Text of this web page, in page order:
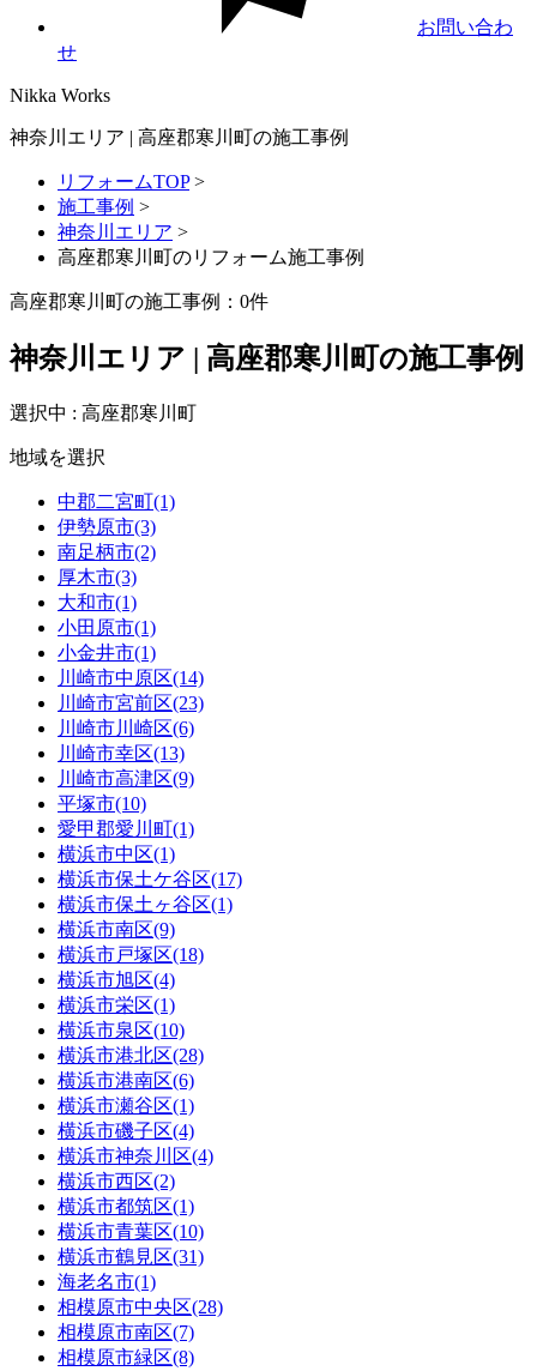
お問い合わ
せ
Nikka Works
神奈川エリア | 高座郡寒川町の施工事例
リフォームTOP>
施工事例 >
神奈川エリア >
高座郡寒川町のリフォーム施工事例
高座郡寒川町の施工事例： 0件
神奈川エリア | 高座郡寒川町の施工事例
選択中 : 高座郡寒川町
地域を選択
中郡二宮町(1)
伊勢原市(3)
南足柄市(2)
厚木市(3)
大和市(1)
小田原市(1)
小金井市(1)
川崎市中原区(14)
川崎市宮前区(23)
川崎市川崎区(6)
川崎市幸区(13)
川崎市高津区(9)
平塚市(10)
愛甲郡愛川町(1)
横浜市中区(1)
横浜市保土ケ谷区(17)
横浜市保土ヶ谷区(1)
横浜市南区(9)
横浜市戸塚区(18)
横浜市旭区(4)
横浜市栄区(1)
横浜市泉区(10)
横浜市港北区(28)
横浜市港南区(6)
横浜市瀬谷区(1)
横浜市磯子区(4)
横浜市神奈川区(4)
横浜市西区(2)
横浜市都筑区(1)
横浜市青葉区(10)
横浜市鶴見区(31)
海老名市(1)
相模原市中央区(28)
相模原市南区(7)
相模原市緑区(8)